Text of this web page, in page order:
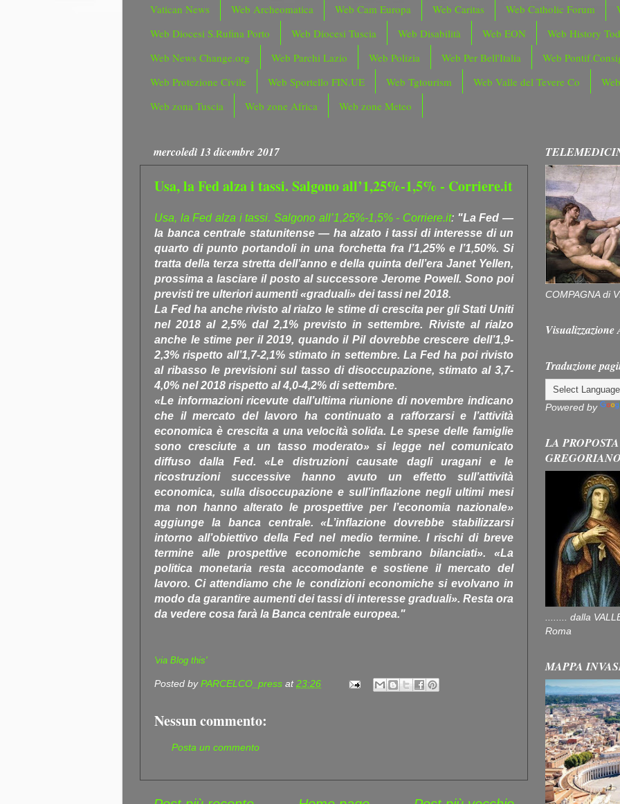
Vatican News
Web Archeomatica Web Cam Europa Web Caritas Web Catholic Forum
Web Diocesi S.Rufina Porto
Web Diocesi Tuscia Web Disabilità Web EON
Web History
Web News Change.org
Web Parchi Lazio Web Polizia Web Per Bell'Italia
Web
Web Protezione Civile
Web Sportello FIN.UE Web Tgtourism Web Valle del Tevere Co
Web zona Tuscia
Web zone Africa Web zone Meteo
mercoledì 13 dicembre 2017
Usa, la Fed alza i tassi. Salgono all’1,25%-1,5% - Corriere.it
Usa, la Fed alza i tassi. Salgono all’1,25%-1,5% - Corriere.it: "La Fed —
la banca centrale statunitense — ha alzato i tassi di interesse di un
quarto di punto portandoli in una forchetta fra l’1,25% e l’1,50%. Si
tratta della terza stretta dell’anno e della quinta dell’era Janet Yellen,
prossima a lasciare il posto al successore Jerome Powell. Sono poi
previsti tre ulteriori aumenti «graduali» dei tassi nel 2018.
La Fed ha anche rivisto al rialzo le stime di crescita per gli Stati Uniti
nel 2018 al 2,5% dal 2,1% previsto in settembre. Riviste al rialzo
anche le stime per il 2019, quando il Pil dovrebbe crescere dell’1,9-
2,3% rispetto all’1,7-2,1% stimato in settembre. La Fed ha poi rivisto
al ribasso le previsioni sul tasso di disoccupazione, stimato al 3,7-
4,0% nel 2018 rispetto al 4,0-4,2% di settembre.
«Le informazioni ricevute dall’ultima riunione di novembre indicano
che il mercato del lavoro ha continuato a rafforzarsi e l’attività
economica è crescita a una velocità solida. Le spese delle famiglie
sono cresciute a un tasso moderato» si legge nel comunicato
diffuso dalla Fed. «Le distruzioni causate dagli uragani e le
ricostruzioni successive hanno avuto un effetto sull’attività
economica, sulla disoccupazione e sull’inflazione negli ultimi mesi
ma non hanno alterato le prospettive per l’economia nazionale»
aggiunge la banca centrale. «L’inflazione dovrebbe stabilizzarsi
intorno all’obiettivo della Fed nel medio termine. I rischi di breve
termine alle prospettive economiche sembrano bilanciati». «La
politica monetaria resta accomodante e sostiene il mercato del
lavoro. Ci attendiamo che le condizioni economiche si evolvano in
modo da garantire aumenti dei tassi di interesse graduali». Resta ora
da vedere cosa farà la Banca centrale europea."
'via Blog this'
Posted byPARCELCO_press at23:26
Nessun commento:
Posta un commento
COMPAGNA di
Traduzione
Powered by
LA
........ dalla
Roma
MAPPA